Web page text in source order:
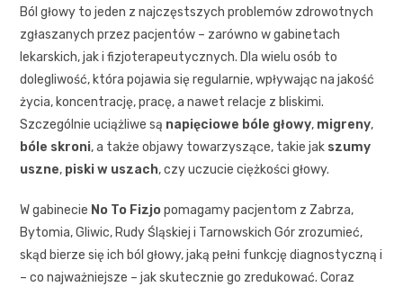
Ból głowy to jeden z najczęstszych problemów zdrowotnych
zgłaszanych przez pacjentów – zarówno w gabinetach
lekarskich, jak i fizjoterapeutycznych. Dla wielu osób to
dolegliwość, która pojawia się regularnie, wpływając na jakość
życia, koncentrację, pracę, a nawet relacje z bliskimi.
Szczególnie uciążliwe są napięciowe bóle głowy, migreny,
bóle skroni, a także objawy towarzyszące, takie jak szumy
uszne, piski w uszach, czy uczucie ciężkości głowy.
W gabinecie No To Fizjopomagamy pacjentom z Zabrza,
Bytomia, Gliwic, Rudy Śląskiej i Tarnowskich Gór zrozumieć,
skąd bierze się ich ból głowy, jaką pełni funkcję diagnostyczną i
– co najważniejsze – jak skutecznie go zredukować. Coraz